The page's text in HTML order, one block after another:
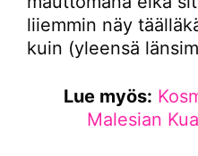
liiemmin näy
kuin (yleensä
Lue myös:
Malesian